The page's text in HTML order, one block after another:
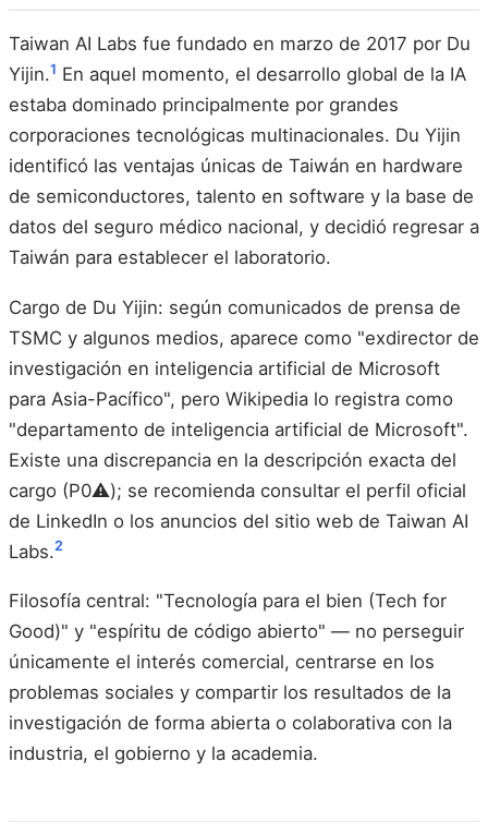
Taiwan AI Labs fue fundado en marzo de 2017 por Du
Yijin.1 En aquel momento, el desarrollo global de la IA
estaba dominado principalmente por grandes
corporaciones tecnológicas multinacionales. Du Yijin
identificó las ventajas únicas de Taiwán en hardware
de semiconductores, talento en software y la base de
datos del seguro médico nacional, y decidió regresar a
Taiwán para establecer el laboratorio.
Cargo de Du Yijin: según comunicados de prensa de
TSMC y algunos medios, aparece como "exdirector de
investigación en inteligencia artificial de Microsoft
para Asia-Pacífico", pero Wikipedia lo registra como
"departamento de inteligencia artificial de Microsoft".
Existe una discrepancia en la descripción exacta del
cargo (P0⚠️); se recomienda consultar el perfil oficial
de LinkedIn o los anuncios del sitio web de Taiwan AI
Labs.2
Filosofía central: "Tecnología para el bien (Tech for
Good)" y "espíritu de código abierto" — no perseguir
únicamente el interés comercial, centrarse en los
problemas sociales y compartir los resultados de la
investigación de forma abierta o colaborativa con la
industria, el gobierno y la academia.